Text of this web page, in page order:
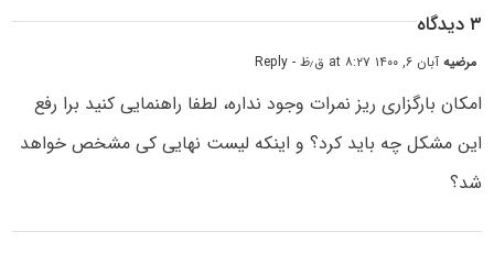
۳ دیدگاه
مرضیهآبان ۶, ۱۴۰۰ at ۸:۲۷ ق٫ظ - Reply
امکان بارگزاری ریز نمرات وجود نداره، لطفا راهنمایی کنید برا رفع
این مشکل چه باید کرد؟ و اینکه لیست نهایی کی مشخص خواهد
شد؟